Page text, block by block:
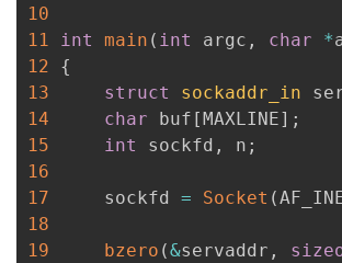
10
11
int main ( int argc , char *
12
{
13
struct sockaddr_in
14
char buf [MAXLINE] ;
15
int sockfd , n ;
16
17
     sockfd
= Socket (
18
19
bzero (&servaddr ,